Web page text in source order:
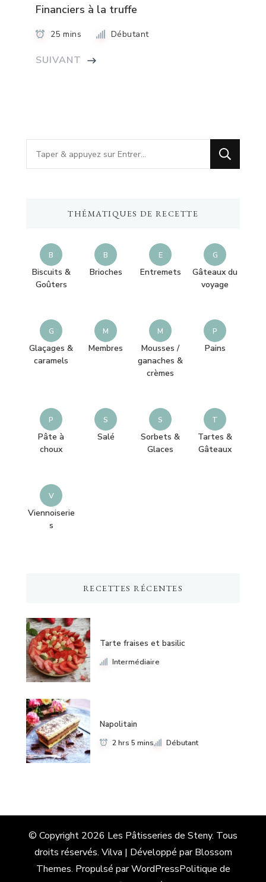
Financiers à la truffe
25 mins Débutant
SUIVANT
Vous
recherchiez
THÉMATIQUES DE RECETTE
B
Biscuits &
Goûters
B
Brioches
E
Entremets
G
Gâteaux du
voyage
G
Glaçages &
caramels
M
Membres
M
Mousses /
ganaches &
crèmes
P
Pains
P
Pâte à
choux
S
Salé
S
Sorbets &
Glaces
T
Tartes &
Gâteaux
V
Viennoiserie
s
RECETTES RÉCENTES
Tarte fraises et basilic
Intermédiaire
Napolitain
2 hrs 5 mins Débutant
© Copyright 2026 Les Pâtisseries de Steny. Tous
droits réservés. Vilva | Développé parBlossom
Themes. Propulsé parWordPressPolitique de